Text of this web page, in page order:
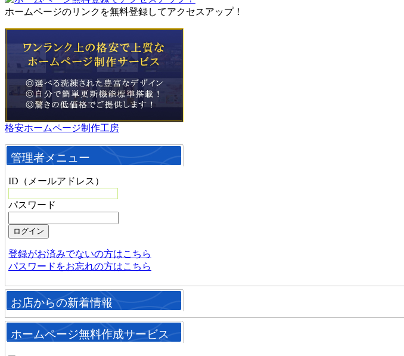
ホームページのリンクを無料登録してアクセスアップ！
格安ホームページ制作工房
管理者メニュー
ID（メールアドレス）
パスワード
登録がお済みでないの方はこちら
パスワードをお忘れの方はこちら
お店からの新着情報
ホームページ無料作成サービス